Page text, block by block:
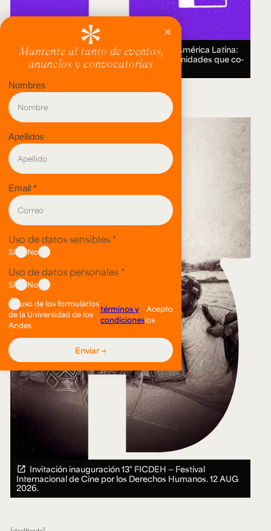
Encuentro Humanidades Digitales en América Latina:
genealogías, conocimiento abierto y comunidades que co-
crean.18 AUG 2026.
evento
Invitación inauguración 13° FICDEH — Festival
Internacional de Cine por los Derechos Humanos.12 AUG
2026.